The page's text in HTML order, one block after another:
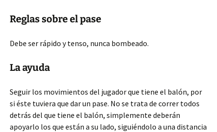
Reglas sobre el pase
Debe ser rápido y tenso, nunca bombeado.
La ayuda
Seguir los movimientos del jugador que tiene el balón, por
si éste tuviera que dar un pase. No se trata de correr todos
detrás del que tiene el balón, simplemente deberán
apoyarlo los que están a su lado, siguiéndolo a una distancia